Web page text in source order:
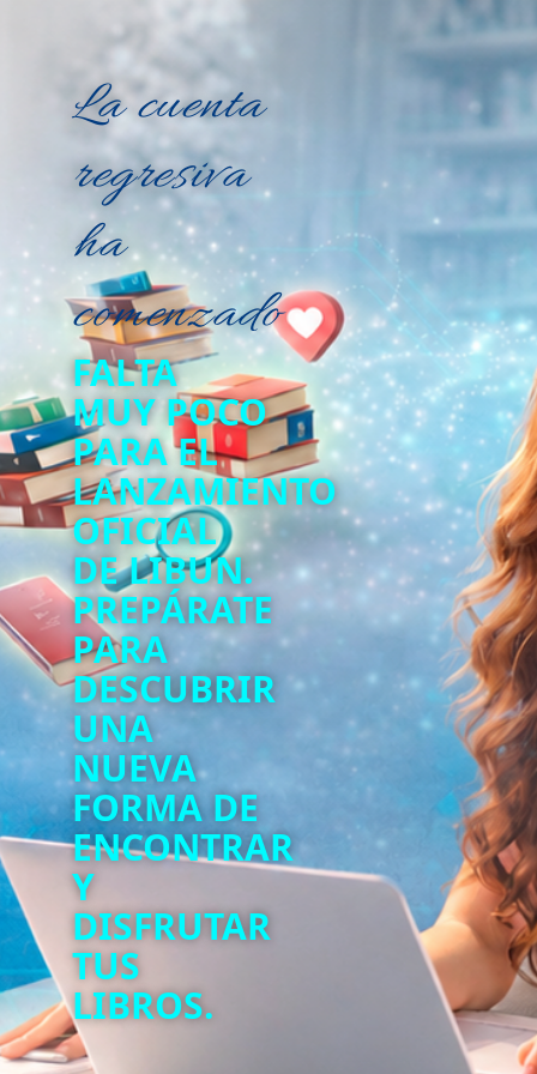
La cuenta
regresiva
ha
comenzado
FALTA
MUY POCO
PARA EL
LANZAMIENTO
OFICIAL
DE LIBUN.
PREPÁRATE
PARA
DESCUBRIR
UNA
NUEVA
FORMA DE
ENCONTRAR
Y
DISFRUTAR
TUS
LIBROS.